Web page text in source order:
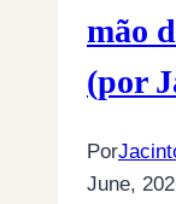
mão
(por
Por
June,